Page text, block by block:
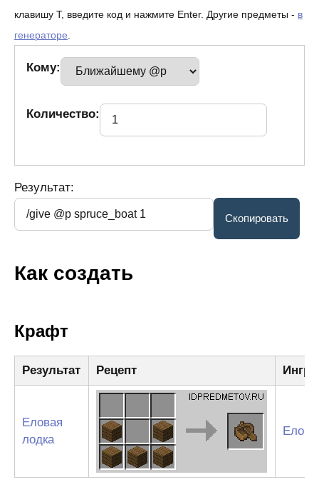
клавишу T, введите код и нажмите Enter. Другие предметы - в
генераторе.
Кому:
Количество:
Результат:
Как создать
Крафт
Результат Рецепт
Еловая
лодка